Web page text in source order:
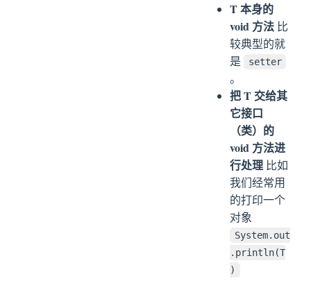
T 本身的
void 方法 比
较典型的就
是
setter
。
把 T 交给其
它接口
（类）的
void 方法进
行处理 比如
我们经常用
的打印一个
对象
System.out
.println(T
)